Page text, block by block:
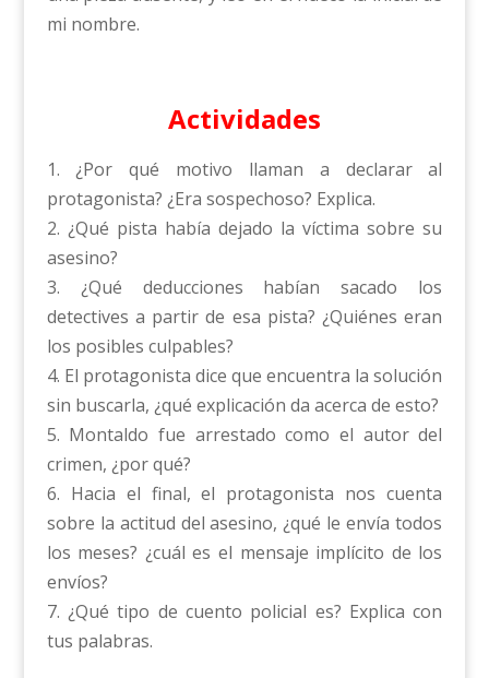
mi nombre.
Actividades
1. ¿Por qué motivo llaman a declarar al
protagonista? ¿Era sospechoso? Explica.
2. ¿Qué pista había dejado la víctima sobre su
asesino?
3. ¿Qué deducciones habían sacado los
detectives a partir de esa pista? ¿Quiénes eran
los posibles culpables?
4. El protagonista dice que encuentra la solución
sin buscarla, ¿qué explicación da acerca de esto?
5. Montaldo fue arrestado como el autor del
crimen, ¿por qué?
6. Hacia el final, el protagonista nos cuenta
sobre la actitud del asesino, ¿qué le envía todos
los meses? ¿cuál es el mensaje implícito de los
envíos?
7. ¿Qué tipo de cuento policial es? Explica con
tus palabras.